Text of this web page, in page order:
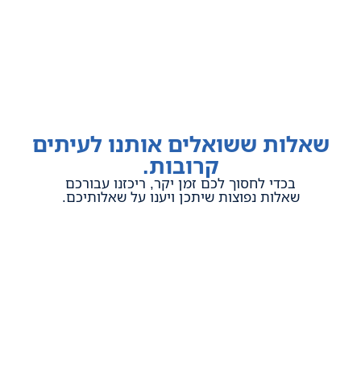
שאלות ששואלים אותנו לעיתים
קרובות.
בכדי לחסוך לכם זמן יקר, ריכזנו עבורכם
שאלות נפוצות שיתכן ויענו על שאלותיכם.